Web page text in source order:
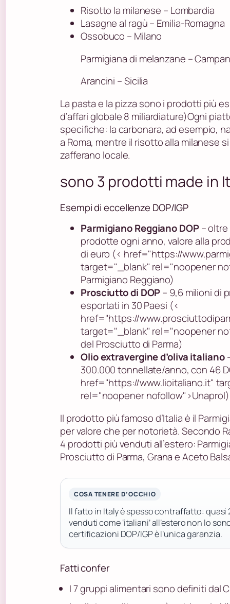
Risotto la milanese – Lombardia
Lasagne al ragù – Emilia-Romagna
Ossobuco – Milano
Parmigiana di melanzane –
Arancini – Sicilia
La pasta e la pizza sono i prodotti più
d’affari globale 8 miliardiature)Ogni
specifiche: la carbonara, ad esempio,
a Roma, mentre il risotto alla milanese
zafferano locale.
sono 3 prodotti made in
Esempi di eccellenze DOP/IGP
Parmigiano Reggiano DOP– oltre
prodotte ogni anno, valore alla
di euro (< href="https://
target="_blank" rel="noopener
Parmigiano Reggiano)
Prosciutto di DOP– 9,6 milioni di
esportati in 30 Paesi (<
href="https://
target="_blank" rel="noopener
del Prosciutto di Parma)
Olio extravergine d’oliva italiano
300.000 tonnellate/anno, con 46
href="https://www.lioitaliano.it"
rel="noopener nofollow">Unaprol)
Il prodotto più famoso d’Italia è il
per valore che per notorietà. Secondo
4 prodotti più venduti all’estero:
Prosciutto di Parma, Grana e Aceto
COSA TENERE D’OCCHIO
Il fatto in Italy è spesso contraffatto: quasi
venduti come ‘italiani’ all’estero non lo
certificazioni DOP/IGP è l’unica garanzia.
Fatti confer
I 7 gruppi alimentari sono definiti dal